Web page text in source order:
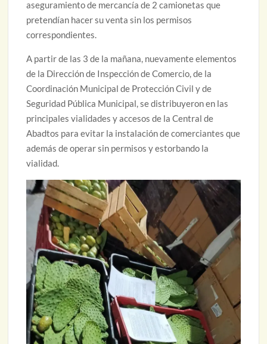
aseguramiento de mercancía de 2 camionetas que
pretendían hacer su venta sin los permisos
correspondientes.
A partir de las 3 de la mañana, nuevamente elementos
de la Dirección de Inspección de Comercio, de la
Coordinación Municipal de Protección Civil y de
Seguridad Pública Municipal, se distribuyeron en las
principales vialidades y accesos de la Central de
Abadtos para evitar la instalación de comerciantes que
además de operar sin permisos y estorbando la
vialidad.